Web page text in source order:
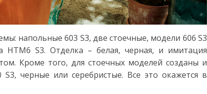
напольные 603 S3, две стоечные, модели 606 S3
HTM6 S3. Отделка – белая, черная, и имитация
Кроме того, для стоечных моделей созданы и
черные или серебристые. Все это окажется в